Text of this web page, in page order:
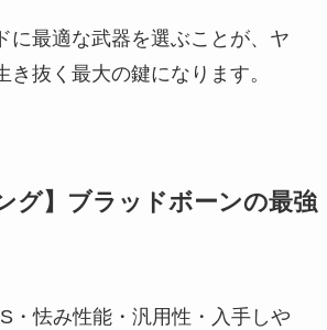
に最適な武器を選ぶことが、ヤ
き抜く最大の鍵になります。
グ】ブラッドボーンの最強
・怯み性能・汎用性・入手しや